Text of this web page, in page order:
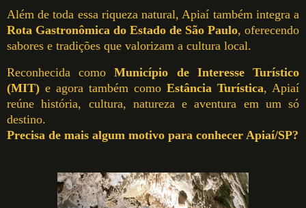
Além de toda essa riqueza natural, Apiaí também integra a
Rota Gastronômica do Estado de São Paulo, oferecendo
sabores e tradições que valorizam a cultura local.
Reconhecida comoMunicípio de Interesse Turístico
(MIT) e agora também como Estância Turística, Apiaí
reúne história, cultura, natureza e aventura em um só
destino.
Precisa de mais algum motivo para conhecer Apiaí/SP?